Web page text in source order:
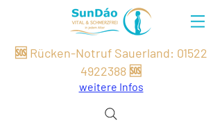
🆘 Rücken-Notruf Sauerland: 01522
4922388 🆘
weitere Infos